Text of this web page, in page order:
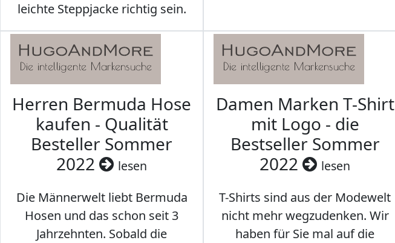
leichte Steppjacke richtig sein.
Herren Bermuda Hose
kaufen - Qualität
Besteller Sommer
2022
lesen
Die Männerwelt liebt Bermuda
Hosen und das schon seit 3
Jahrzehnten. Sobald die
Damen Marken T-Shirt
mit Logo - die
Bestseller Sommer
2022
lesen
T-Shirts sind aus der Modewelt
nicht mehr wegzudenken. Wir
haben für Sie mal auf die